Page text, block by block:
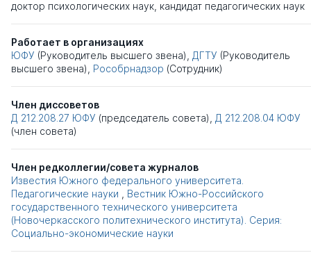
доктор психологических наук кандидат педагогических наук
Работает в организациях
ЮФУ (Руководитель высшего звена), ДГТУ (Руководитель
высшего звена), Рособрнадзор (Сотрудник)
Член диссоветов
Д 212.208.27 ЮФУ (председатель совета), Д 212.208.04 ЮФУ
(член совета)
Член редколлегии/совета журналов
Известия Южного федерального университета.
Педагогические науки
Вестник Южно-Российского
государственного технического университета
(Новочеркасского политехнического института). Серия:
Социально-экономические науки